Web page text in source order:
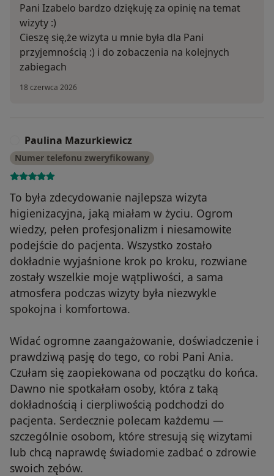
Pani Izabelo bardzo dziękuję za opinię na temat
wizyty :)
Cieszę się,że wizyta u mnie była dla Pani
przyjemnością :) i do zobaczenia na kolejnych
zabiegach
18 czerwca 2026
Paulina Mazurkiewicz
Numer telefonu zweryfikowany
To była zdecydowanie najlepsza wizyta
higienizacyjna, jaką miałam w życiu. Ogrom
wiedzy, pełen profesjonalizm i niesamowite
podejście do pacjenta. Wszystko zostało
dokładnie wyjaśnione krok po kroku, rozwiane
zostały wszelkie moje wątpliwości, a sama
atmosfera podczas wizyty była niezwykle
spokojna i komfortowa.
Widać ogromne zaangażowanie, doświadczenie i
prawdziwą pasję do tego, co robi Pani Ania.
Czułam się zaopiekowana od początku do końca.
Dawno nie spotkałam osoby, która z taką
dokładnością i cierpliwością podchodzi do
pacjenta. Serdecznie polecam każdemu —
szczególnie osobom, które stresują się wizytami
lub chcą naprawdę świadomie zadbać o zdrowie
swoich zębów.